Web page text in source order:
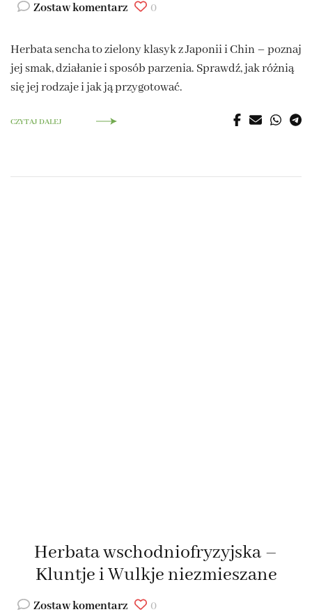
Zostaw komentarz 0
Herbata sencha to zielony klasyk z Japonii i Chin – poznaj
jej smak, działanie i sposób parzenia. Sprawdź, jak różnią
się jej rodzaje i jak ją przygotować.
CZYTAJ DALEJ
Herbata wschodniofryzyjska –
Kluntje i Wulkje niezmieszane
Zostaw komentarz 0